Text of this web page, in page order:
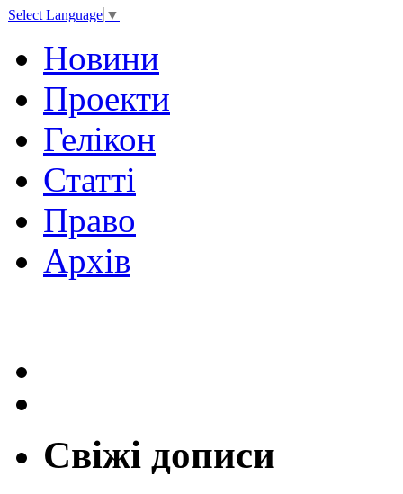
Select Language ▼
Новини
Проекти
Гелікон
Статті
Право
Архів
Свіжі дописи